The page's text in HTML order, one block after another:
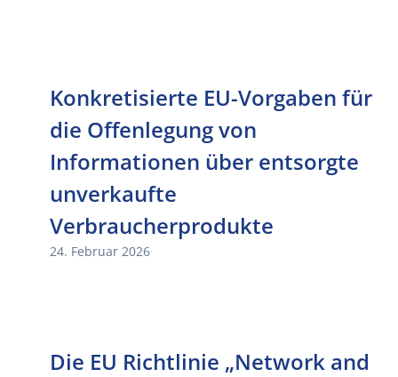
Konkretisierte EU-Vorgaben für
die Offenlegung von
Informationen über entsorgte
unverkaufte
Verbraucherprodukte
24. Februar 2026
Die EU Richtlinie „Network and